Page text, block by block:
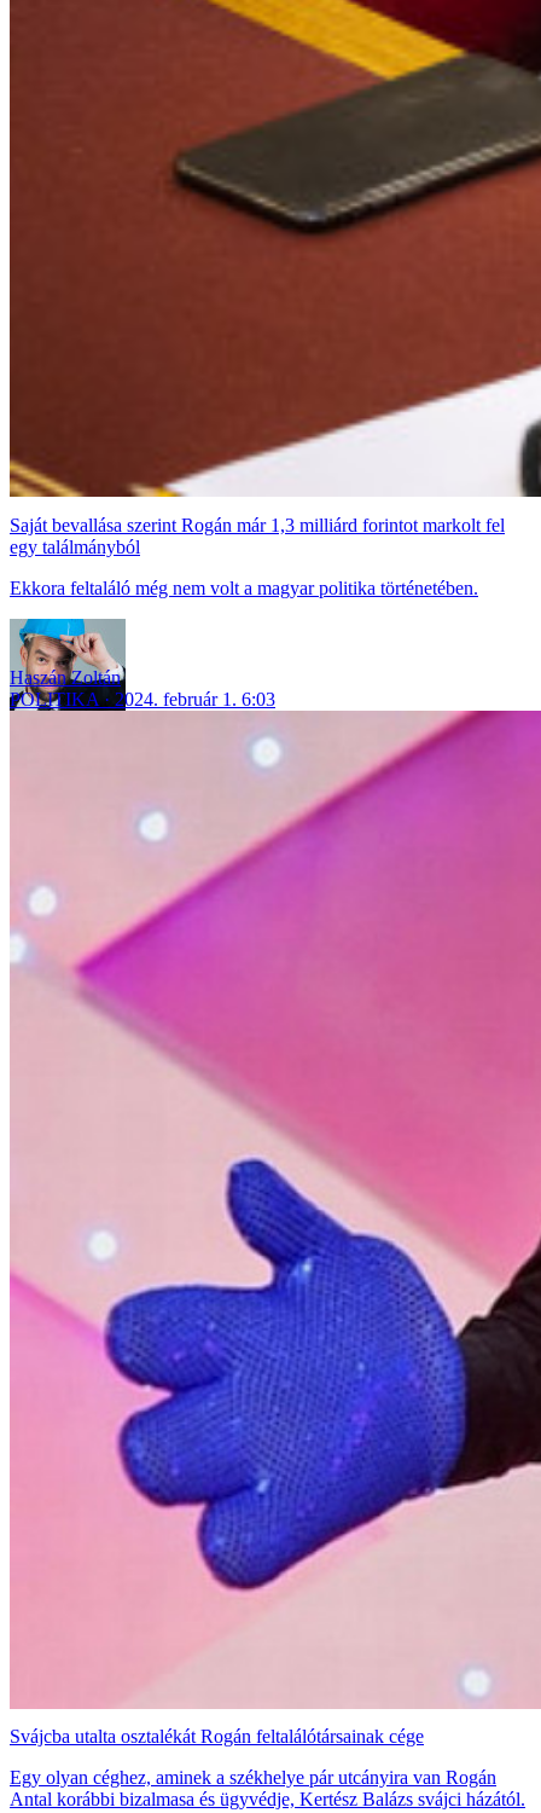
Saját bevallása szerint Rogán már 1,3 milliárd forintot markolt fel
egy találmányból
Ekkora feltaláló még nem volt a magyar politika történetében.
Haszán Zoltán
POLITIKA
2024. február 1. 6:03
Svájcba utalta osztalékát Rogán feltalálótársainak cége
Egy olyan céghez, aminek a székhelye pár utcányira van Rogán
Antal korábbi bizalmasa és ügyvédje, Kertész Balázs svájci házától.